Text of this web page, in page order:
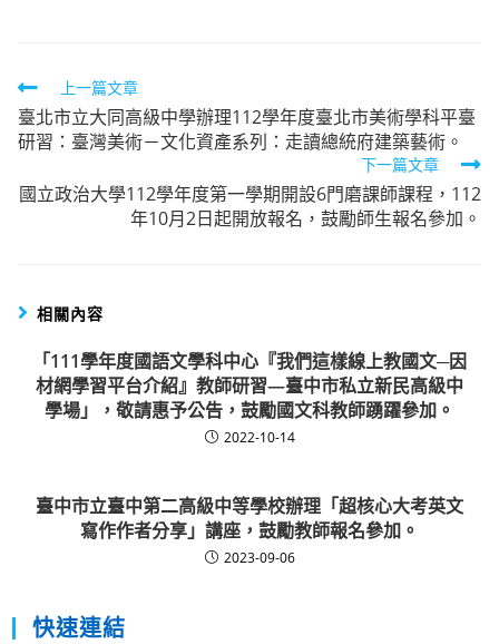
Read
more
articles
上一篇文章
臺北市立大同高級中學辦理112學年度臺北市美術學科平臺
研習：臺灣美術－文化資產系列：走讀總統府建築藝術。
下一篇文章
國立政治大學112學年度第一學期開設6門磨課師課程，112
年10月2日起開放報名，鼓勵師生報名參加。
相關內容
「111學年度國語文學科中心『我們這樣線上教國文─因
材網學習平台介紹』教師研習—臺中市私立新民高級中
學場」，敬請惠予公告，鼓勵國文科教師踴躍參加。
2022-10-14
臺中市立臺中第二高級中等學校辦理「超核心大考英文
寫作作者分享」講座，鼓勵教師報名參加。
2023-09-06
快速連結